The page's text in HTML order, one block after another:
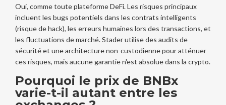
Oui, comme toute plateforme DeFi. Les risques principaux
incluent les bugs potentiels dans les contrats intelligents
(risque de hack), les erreurs humaines lors des transactions, et
les fluctuations de marché. Stader utilise des audits de
sécurité et une architecture non-custodienne pour atténuer
ces risques, mais aucune garantie n'est absolue dans la crypto.
Pourquoi le prix de BNBx
varie-t-il autant entre les